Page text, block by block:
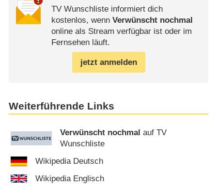
TV Wunschliste informiert dich
kostenlos, wenn Verwünscht nochmal
online als Stream verfügbar ist oder im
Fernsehen läuft.
jetzt anmelden
Weiterführende Links
Verwünscht nochmal auf TV
Wunschliste
Wikipedia Deutsch
Wikipedia Englisch